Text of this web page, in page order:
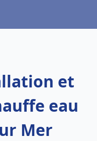
et
eau
Mer